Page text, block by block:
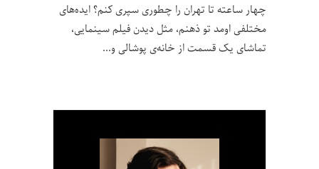
چهار ساعته تا تهران را چطوری سپری کنم؟ ایده‌های
مختلفی اومد تو ذهنم، مثل دیدن فیلم سینمایی،
تماشای یک قسمت از خانه‌ی پوشالی و